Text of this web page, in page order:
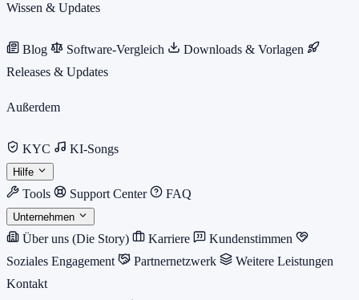
Wissen & Updates
Blog Software-Vergleich
Downloads & Vorlagen
Releases & Updates
Außerdem
KYC KI-Songs
Hilfe
Tools Support Center FAQ
Unternehmen
Über uns (Die Story) Karriere
Kundenstimmen
Soziales Engagement
Partnernetzwerk
Weitere Leistungen
Kontakt